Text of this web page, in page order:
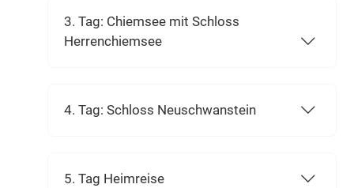
3. Tag: Chiemsee mit Schloss
Herrenchiemsee
4. Tag: Schloss Neuschwanstein
5. Tag Heimreise